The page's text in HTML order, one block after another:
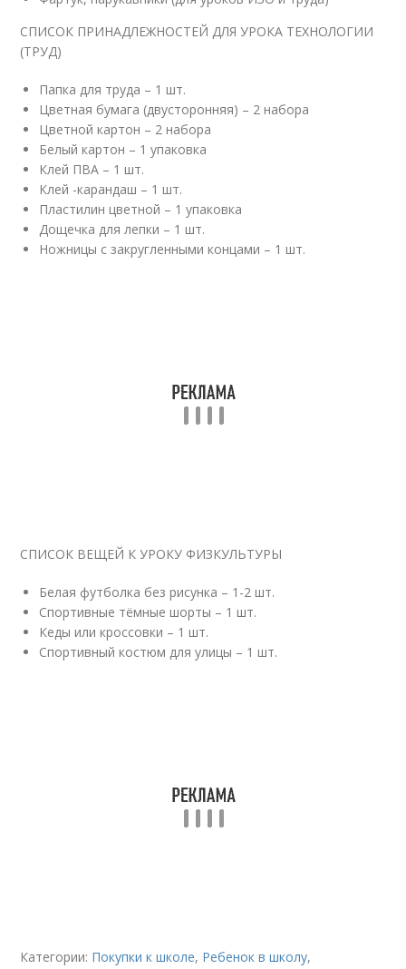
СПИСОК ПРИНАДЛЕЖНОСТЕЙ ДЛЯ УРОКА ТЕХНОЛОГИИ
(ТРУД)
Папка для труда – 1 шт.
Цветная бумага (двусторонняя) – 2 набора
Цветной картон – 2 набора
Белый картон – 1 упаковка
Клей ПВА – 1 шт.
Клей -карандаш – 1 шт.
Пластилин цветной – 1 упаковка
Дощечка для лепки – 1 шт.
Ножницы с закругленными концами – 1 шт.
СПИСОК ВЕЩЕЙ К УРОКУ ФИЗКУЛЬТУРЫ
Белая футболка без рисунка – 1-2 шт.
Спортивные тёмные шорты – 1 шт.
Кеды или кроссовки – 1 шт.
Спортивный костюм для улицы – 1 шт.
Категории: Покупки к школе, Ребенок в школу,